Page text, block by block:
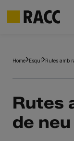
content
Home Esquí Rutes amb
Rutes
de neu